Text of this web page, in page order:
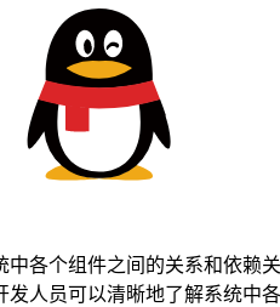
中各个组件之间的关系和依
发人员可以清晰地了解系统